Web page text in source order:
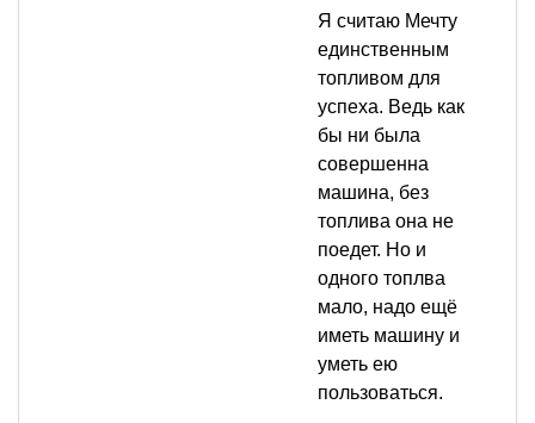
Я считаю Мечту
единственным
топливом для
успеха. Ведь как
бы ни была
совершенна
машина, без
топлива она не
поедет. Но и
одного топлва
мало, надо ещё
иметь машину и
уметь ею
пользоваться.